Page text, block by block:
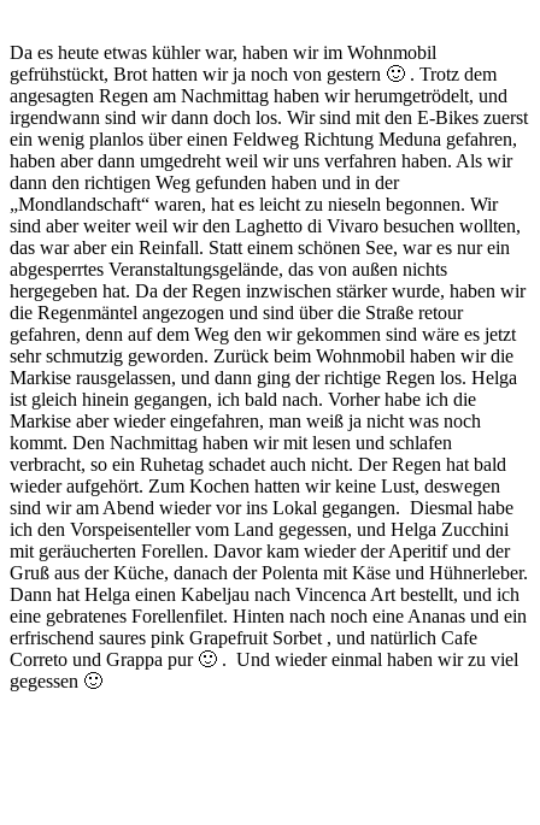
Da es heute etwas kühler war, haben wir im Wohnmobil
gefrühstückt, Brot hatten wir ja noch von gestern 🙂 . Trotz dem
angesagten Regen am Nachmittag haben wir herumgetrödelt, und
irgendwann sind wir dann doch los. Wir sind mit den E-Bikes zuerst
ein wenig planlos über einen Feldweg Richtung Meduna gefahren,
haben aber dann umgedreht weil wir uns verfahren haben. Als wir
dann den richtigen Weg gefunden haben und in der
„Mondlandschaft“ waren, hat es leicht zu nieseln begonnen. Wir
sind aber weiter weil wir den Laghetto di Vivaro besuchen wollten,
das war aber ein Reinfall. Statt einem schönen See, war es nur ein
abgesperrtes Veranstaltungsgelände, das von außen nichts
hergegeben hat. Da der Regen inzwischen stärker wurde, haben wir
die Regenmäntel angezogen und sind über die Straße retour
gefahren, denn auf dem Weg den wir gekommen sind wäre es jetzt
sehr schmutzig geworden. Zurück beim Wohnmobil haben wir die
Markise rausgelassen, und dann ging der richtige Regen los. Helga
ist gleich hinein gegangen, ich bald nach. Vorher habe ich die
Markise aber wieder eingefahren, man weiß ja nicht was noch
kommt. Den Nachmittag haben wir mit lesen und schlafen
verbracht, so ein Ruhetag schadet auch nicht. Der Regen hat bald
wieder aufgehört. Zum Kochen hatten wir keine Lust, deswegen
sind wir am Abend wieder vor ins Lokal gegangen. Diesmal habe
ich den Vorspeisenteller vom Land gegessen, und Helga Zucchini
mit geräucherten Forellen. Davor kam wieder der Aperitif und der
Gruß aus der Küche, danach der Polenta mit Käse und Hühnerleber.
Dann hat Helga einen Kabeljau nach Vincenca Art bestellt, und ich
eine gebratenes Forellenfilet. Hinten nach noch eine Ananas und ein
erfrischend saures pink Grapefruit Sorbet , und natürlich Cafe
Correto und Grappa pur 🙂 . Und wieder einmal haben wir zu viel
gegessen 🙂